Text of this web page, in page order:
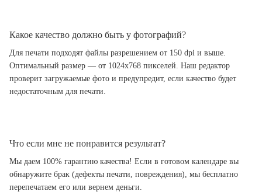
Какое качество должно быть у фотографий?
Для печати подходят файлы разрешением от 150 dpi и выше.
Оптимальный размер — от 1024x768 пикселей. Наш редактор
проверит загружаемые фото и предупредит, если качество будет
недостаточным для печати.
Что если мне не понравится результат?
Мы даем 100% гарантию качества! Если в готовом календаре вы
обнаружите брак (дефекты печати, повреждения), мы бесплатно
перепечатаем его или вернем деньги.